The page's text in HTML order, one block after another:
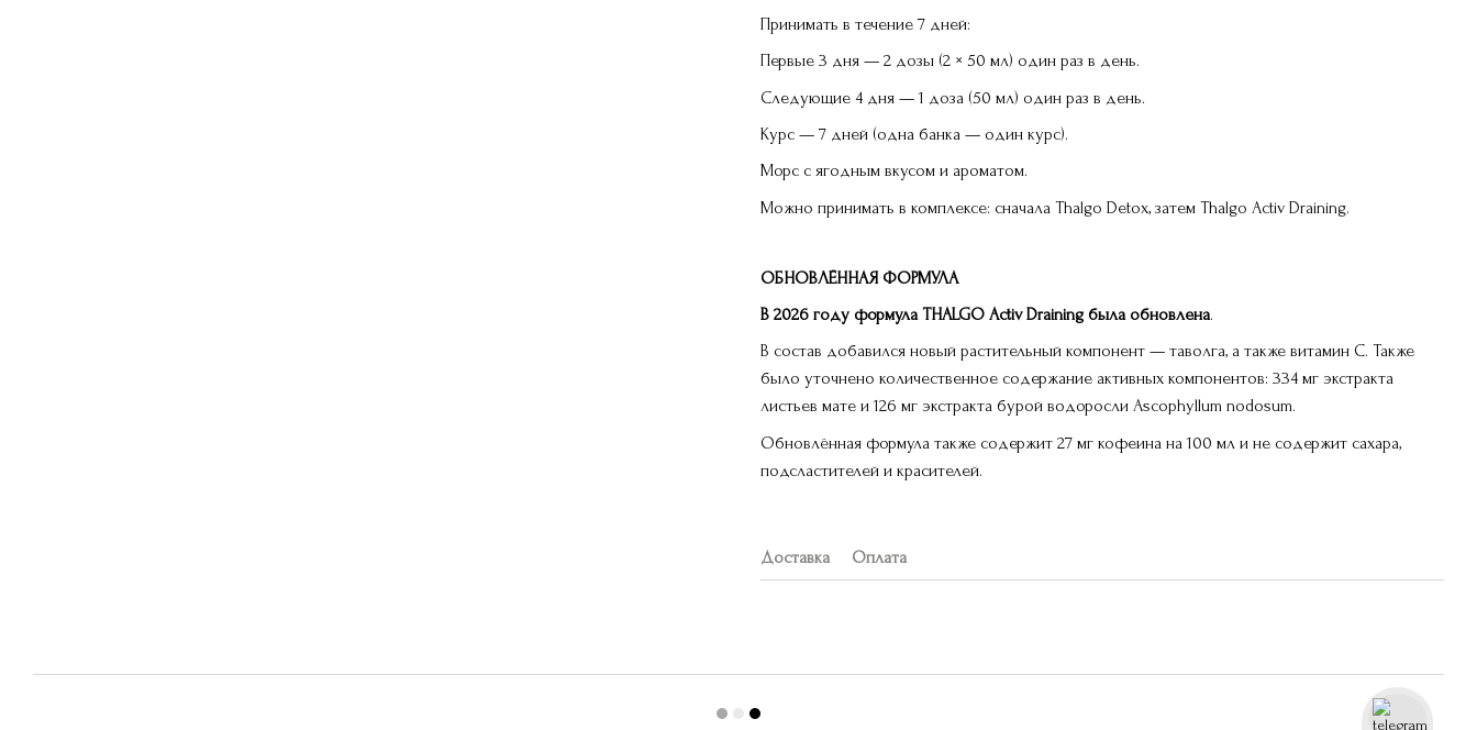
Принимать в течение 7 дней:
Первые 3 дня — 2 дозы (2 × 50 мл) один раз в день.
Следующие 4 дня — 1 доза (50 мл) один раз в день.
Курс — 7 дней (одна банка — один курс).
Морс с ягодным вкусом и ароматом.
Можно принимать в комплексе: сначала Thalgo Detox, затем Thalgo Activ Draining.
ОБНОВЛЁННАЯ ФОРМУЛА
В 2026 году формула THALGO Activ Draining была обновлена.
В состав добавился новый растительный компонент — таволга, а также витамин C. Также
было уточнено количественное содержание активных компонентов: 334 мг экстракта
листьев мате и 126 мг экстракта бурой водоросли Ascophyllum nodosum.
Обновлённая формула также содержит 27 мг кофеина на 100 мл и не содержит сахара,
подсластителей и красителей.
Доставка Оплата